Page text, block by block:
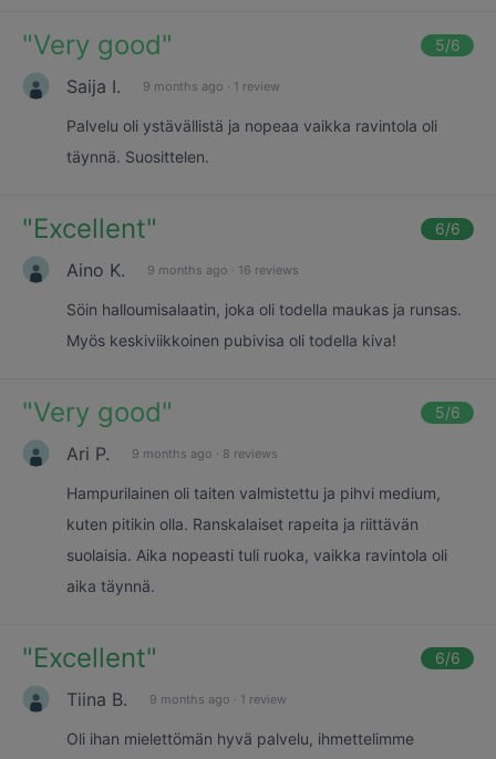
"Very good" 5/6
Saija I. 9 months ago · 1 review
Palvelu oli ystävällistä ja nopeaa vaikka ravintola oli
täynnä. Suosittelen.
"Excellent" 6/6
Aino K. 9 months ago · 16 reviews
Söin halloumisalaatin, joka oli todella maukas ja runsas.
Myös keskiviikkoinen pubivisa oli todella kiva!
"Very good" 5/6
Ari P. 9 months ago · 8 reviews
Hampurilainen oli taiten valmistettu ja pihvi medium,
kuten pitikin olla. Ranskalaiset rapeita ja riittävän
suolaisia. Aika nopeasti tuli ruoka, vaikka ravintola oli
aika täynnä.
"Excellent" 6/6
Tiina B. 9 months ago · 1 review
Oli ihan mielettömän hyvä palvelu, ihmettelimme